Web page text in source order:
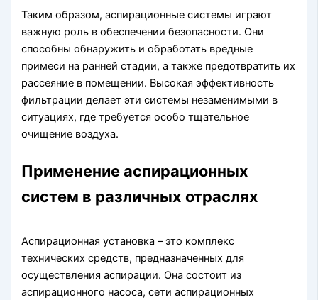
Таким образом, аспирационные системы играют
важную роль в обеспечении безопасности. Они
способны обнаружить и обработать вредные
примеси на ранней стадии, а также предотвратить их
рассеяние в помещении. Высокая эффективность
фильтрации делает эти системы незаменимыми в
ситуациях, где требуется особо тщательное
очищение воздуха.
Применение аспирационных
систем в различных отраслях
Аспирационная установка – это комплекс
технических средств, предназначенных для
осуществления аспирации. Она состоит из
аспирационного насоса, сети аспирационных